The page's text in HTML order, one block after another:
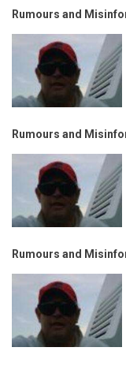
Rumours and
Rumours and
Rumours and